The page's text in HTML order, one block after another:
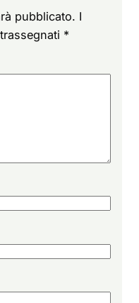
pubblicato. I
*